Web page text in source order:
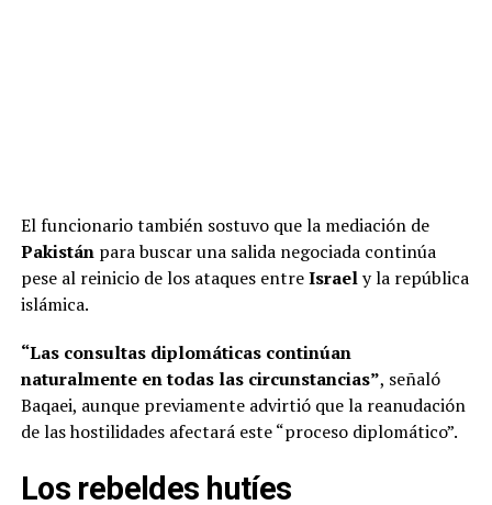
El funcionario también sostuvo que la mediación de
Pakistánpara buscar una salida negociada continúa
pese al reinicio de los ataques entreIsraely la república
islámica.
“Las consultas diplomáticas continúan
naturalmente en todas las circunstancias”, señaló
Baqaei, aunque previamente advirtió que la reanudación
de las hostilidades afectará este “proceso diplomático”.
Los rebeldes hutíes